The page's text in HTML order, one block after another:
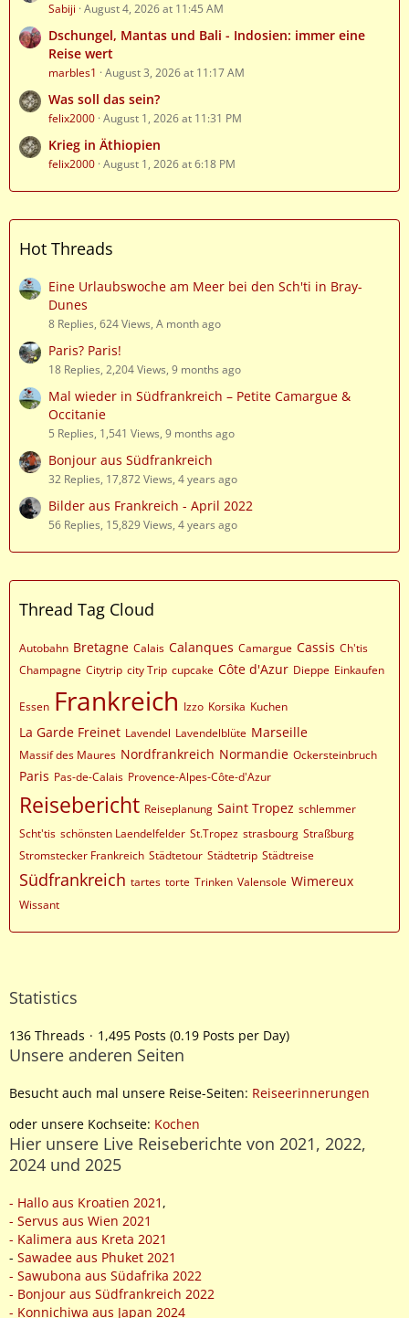
Sabiji August 4, 2026 at 11:45 AM
Dschungel, Mantas und Bali - Indosien: immer eine
Reise wert
marbles1 August 3, 2026 at 11:17 AM
Was soll das sein?
felix2000 August 1, 2026 at 11:31 PM
Krieg in Äthiopien
felix2000 August 1, 2026 at 6:18 PM
Hot Threads
Eine Urlaubswoche am Meer bei den Sch'ti in Bray-
Dunes
8 Replies, 624 Views, A month ago
Paris? Paris!
18 Replies, 2,204 Views, 9 months ago
Mal wieder in Südfrankreich – Petite Camargue &
Occitanie
5 Replies, 1,541 Views, 9 months ago
Bonjour aus Südfrankreich
32 Replies, 17,872 Views, 4 years ago
Bilder aus Frankreich - April 2022
56 Replies, 15,829 Views, 4 years ago
Thread Tag Cloud
Autobahn Bretagne Calais Calanques Camargue Cassis Ch'tis
Champagne Citytrip city Trip cupcake Côte d'Azur Dieppe Einkaufen
Essen Frankreich Izzo Korsika Kuchen
La Garde Freinet Lavendel Lavendelblüte Marseille
Massif des Maures Nordfrankreich Normandie Ockersteinbruch
Paris Pas-de-Calais Provence-Alpes-Côte-d'Azur
Reisebericht Reiseplanung Saint Tropez schlemmer
Scht'tis schönsten Laendelfelder St.Tropez strasbourg Straßburg
Stromstecker Frankreich Städtetour Städtetrip Städtreise
Südfrankreich tartes torte Trinken Valensole Wimereux
Wissant
Statistics
136 Threads 1,495 Posts (0.19 Posts per Day)
Unsere anderen Seiten
Besucht auch mal unsere Reise-Seiten: Reiseerinnerungen
oder unsere Kochseite: Kochen
Hier unsere Live Reiseberichte von 2021, 2022,
2024 und 2025
- Hallo aus Kroatien 2021 ,
- Servus aus Wien 2021
- Kalimera aus Kreta 2021
- Sawadee aus Phuket 2021
- Sawubona aus Südafrika 2022
- Bonjour aus Südfrankreich 2022
- Konnichiwa aus Japan 2024